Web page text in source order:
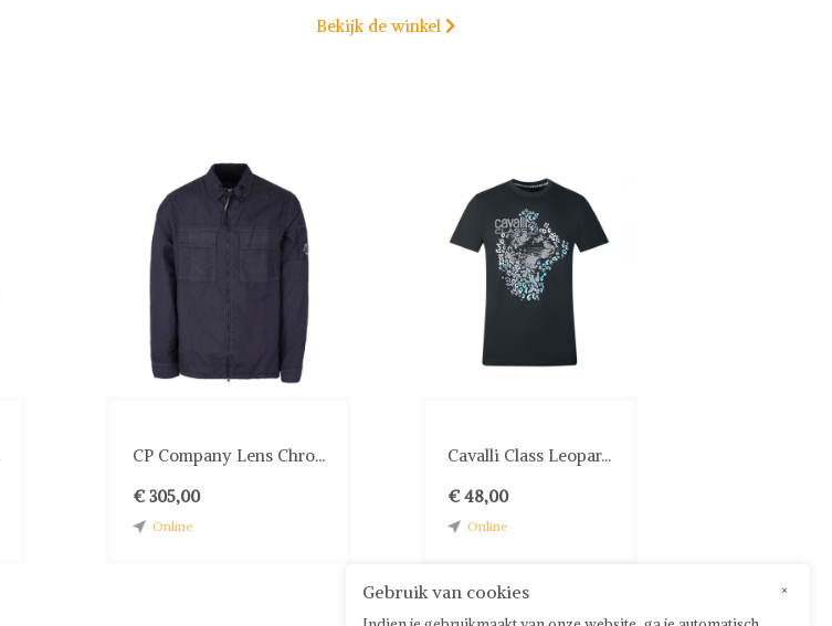
Bekijk de winkel 
CP Company Lens Chro...
€ 305,00
Online
Cavalli Class Leopar...
€ 48,00
Online
×
Gebruik van cookies